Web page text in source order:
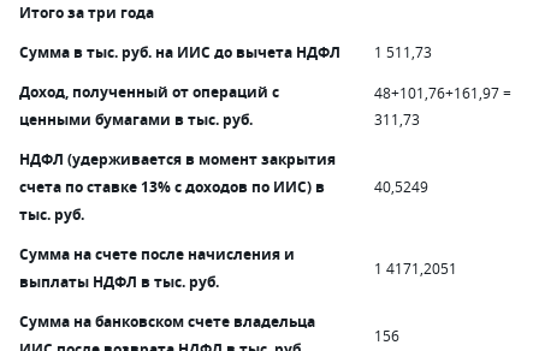
Итого за три года
Сумма в тыс. руб. на ИИС до вычета НДФЛ
1 511,73
Доход, полученный от операций с
ценными бумагами в тыс. руб.
48+101,76+161,97 =
311,73
НДФЛ (удерживается в момент закрытия
счета по ставке 13% с доходов по ИИС) в
тыс. руб.
40,5249
Сумма на счете после начисления и
выплаты НДФЛ в тыс. руб.
1 4171,2051
Сумма на банковском счете владельца
156